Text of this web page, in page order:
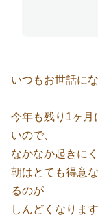
いつもお世話に
今年も残り1ヶ月
いので、
なかなか起きに
朝はとても得意
るのが
しんどくなります